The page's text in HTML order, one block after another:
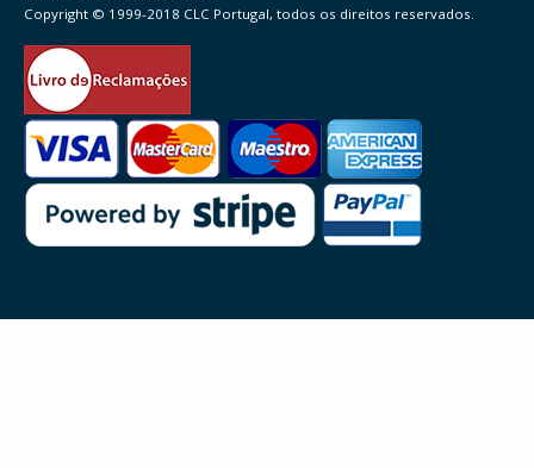
Copyright © 1999-2018 CLC Portugal, todos os direitos reservados.